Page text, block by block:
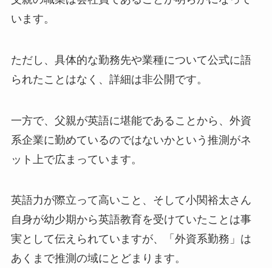
います。
ただし、具体的な勤務先や業種について公式に語
られたことはなく、詳細は非公開です。
一方で、父親が英語に堪能であることから、外資
系企業に勤めているのではないかという推測がネ
ット上で広まっています。
英語力が際立って高いこと、そして小関裕太さん
自身が幼少期から英語教育を受けていたことは事
実として伝えられていますが、「外資系勤務」は
あくまで推測の域にとどまります。